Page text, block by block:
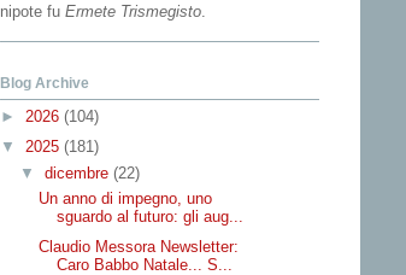
nipote fu Ermete Trismegisto
Blog Archive
► 2026 (104)
▼ 2025 (181)
▼ dicembre (22)
Un anno di impegno, uno
sguardo al futuro: gli aug...
Claudio Messora Newsletter:
Caro Babbo Natale... S...